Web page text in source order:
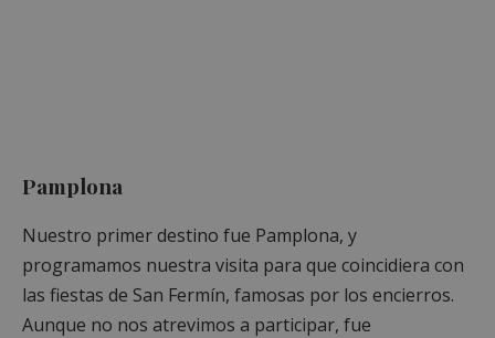
Pamplona
Nuestro primer destino fue Pamplona, y
programamos nuestra visita para que coincidiera con
las fiestas de San Fermín, famosas por los encierros.
Aunque no nos atrevimos a participar, fue